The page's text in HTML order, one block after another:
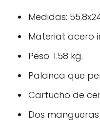
Medidas:
Material: acero
Peso: 1.58 kg.
Palanca que
Cartucho de
Dos